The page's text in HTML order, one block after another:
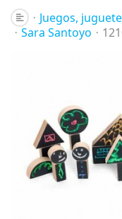
Juegos,
Sara Santoyo